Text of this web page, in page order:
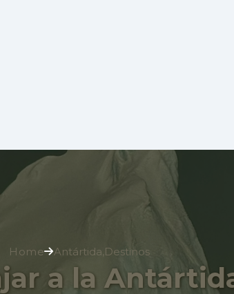
Home Antártida,Destinos
a la